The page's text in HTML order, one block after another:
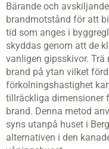
Bärande och
brandmotstånd för att
tid som anges i
skyddas genom att de
vanligen gipsskivor. Trä
brand på ytan vilket
förkolningshastighet
tillräckliga dimensioner
brand. Denna metod
syns utanpå huset i
alternativen i den